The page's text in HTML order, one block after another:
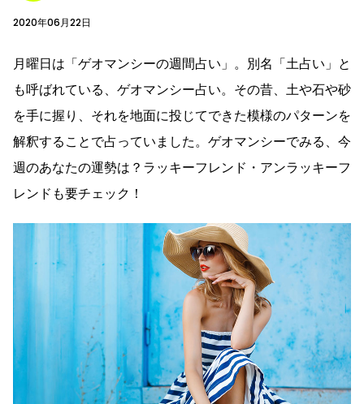
2020年06月22日
月曜日は「ゲオマンシーの週間占い」。別名「土占い」と
も呼ばれている、ゲオマンシー占い。その昔、土や石や砂
を手に握り、それを地面に投じてできた模様のパターンを
解釈することで占っていました。ゲオマンシーでみる、今
週のあなたの運勢は？ラッキーフレンド・アンラッキーフ
レンドも要チェック！